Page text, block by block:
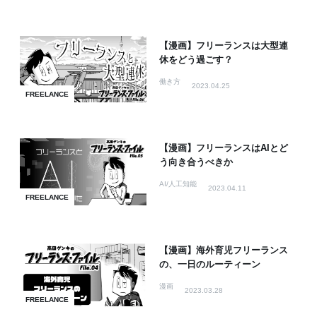
FREELANCE
【漫画】フリーランスは大型連
休をどう過ごす？
働き方
2023.04.25
FREELANCE
【漫画】フリーランスはAIとど
う向き合うべきか
AI/人工知能
2023.04.11
FREELANCE
【漫画】海外育児フリーランス
の、一日のルーティーン
漫画
2023.03.28